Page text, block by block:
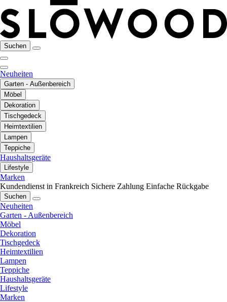
Suchen
Neuheiten
Garten - Außenbereich
Möbel
Dekoration
Tischgedeck
Heimtextilien
Lampen
Teppiche
Haushaltsgeräte
Lifestyle
Marken
Kundendienst in Frankreich Sichere Zahlung Einfache Rückgabe
Suchen
Neuheiten
Garten - Außenbereich
Möbel
Dekoration
Tischgedeck
Heimtextilien
Lampen
Teppiche
Haushaltsgeräte
Lifestyle
Marken